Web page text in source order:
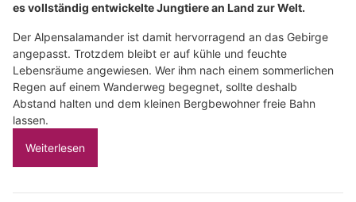
es vollständig entwickelte Jungtiere an Land zur Welt.
Der Alpensalamander ist damit hervorragend an das Gebirge
angepasst. Trotzdem bleibt er auf kühle und feuchte
Lebensräume angewiesen. Wer ihm nach einem sommerlichen
Regen auf einem Wanderweg begegnet, sollte deshalb
Abstand halten und dem kleinen Bergbewohner freie Bahn
lassen.
Weiterlesen